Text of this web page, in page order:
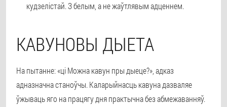
кудзелістай. З белым, а не жаўтлявым адценнем.
КАВУНОВЫ ДЫЕТА
На пытанне: «ці Можна кавун пры дыеце?», адказ
адназначна станоўчы. Каларыйнасць кавуна дазваляе
ўжываць яго на працягу дня практычна без абмежаванняў.